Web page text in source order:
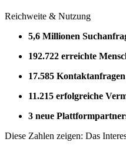
Reichweite & Nutzung
5,6 Millionen
192.722 erreichte
17.585 Kontaktanfragen
11.215 erfolgreiche
3 neue
Diese Zahlen zeigen: Das